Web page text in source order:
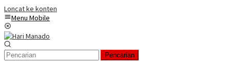
Loncat ke konten
Menu Mobile
Pencarian